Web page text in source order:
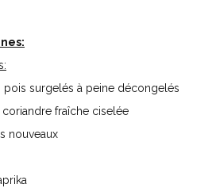
surgelés à peine décongelés
fraîche ciselée
nouveaux